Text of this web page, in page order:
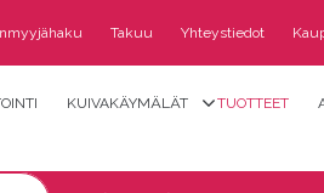
Takuu Yhteystiedot
KUIVAKÄYMÄLÄT TUOTTEET